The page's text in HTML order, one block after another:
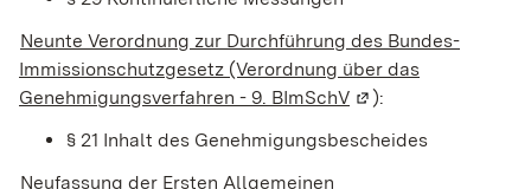
Neunte Verordnung zur Durchführung des Bundes-
Immissionschutzgesetz (Verordnung über das
Genehmigungsverfahren - 9. BImSchV (Wird in einem
):
§ 21 Inhalt des Genehmigungsbescheides
Neufassung der Ersten Allgemeinen